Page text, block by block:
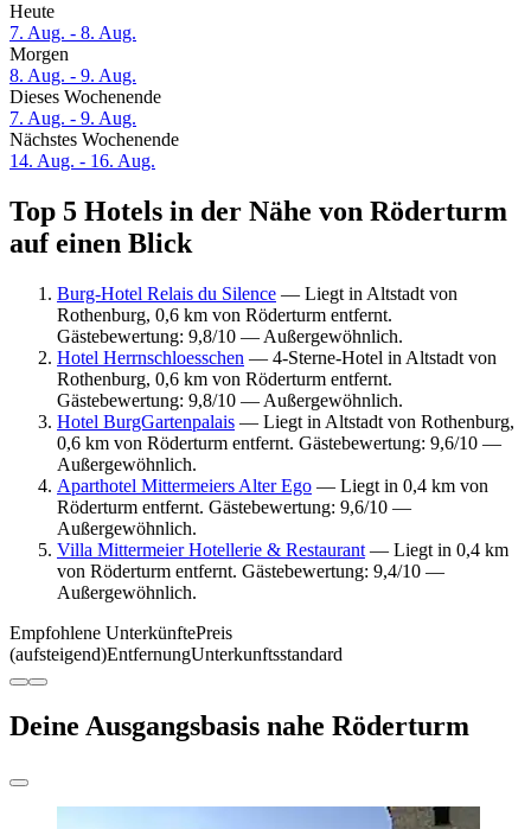
Heute
7. Aug. - 8. Aug.
Morgen
8. Aug. - 9. Aug.
Dieses Wochenende
7. Aug. - 9. Aug.
Nächstes Wochenende
14. Aug. - 16. Aug.
Top 5 Hotels in der Nähe von Röderturm
auf einen Blick
Burg-Hotel Relais du Silence — Liegt in Altstadt von
Rothenburg, 0,6 km von Röderturm entfernt.
Gästebewertung: 9,8/10 — Außergewöhnlich.
Hotel Herrnschloesschen — 4-Sterne-Hotel in Altstadt von
Rothenburg, 0,6 km von Röderturm entfernt.
Gästebewertung: 9,8/10 — Außergewöhnlich.
Hotel BurgGartenpalais — Liegt in Altstadt von Rothenburg,
0,6 km von Röderturm entfernt. Gästebewertung: 9,6/10 —
Außergewöhnlich.
Aparthotel Mittermeiers Alter Ego — Liegt in 0,4 km von
Röderturm entfernt. Gästebewertung: 9,6/10 —
Außergewöhnlich.
Villa Mittermeier Hotellerie & Restaurant — Liegt in 0,4 km
von Röderturm entfernt. Gästebewertung: 9,4/10 —
Außergewöhnlich.
Empfohlene UnterkünftePreis
(aufsteigend)EntfernungUnterkunftsstandard
Deine Ausgangsbasis nahe Röderturm